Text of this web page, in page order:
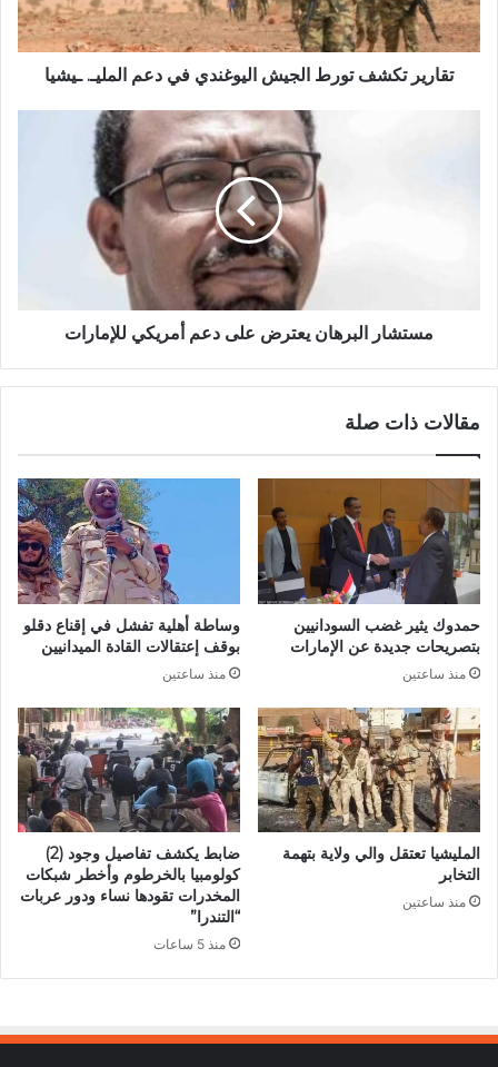
المليـ.
ـيشيا
تقارير تكشف تورط الجيش اليوغندي في دعم المليـ. ـيشيا
مستشار البرهان يعترض على دعم أمريكي للإمارات
مقالات ذات صلة
حمدوك يثير غضب السودانيين
بتصريحات جديدة عن الإمارات
منذ ساعتين
وساطة أهلية تفشل في إقناع دقلو
بوقف إعتقالات القادة الميدانيين
منذ ساعتين
المليشيا تعتقل والي ولاية بتهمة
التخابر
منذ ساعتين
ضابط يكشف تفاصيل وجود (2)
كولومبيا بالخرطوم وأخطر شبكات
المخدرات تقودها نساء ودور عربات
“التندرا”
منذ 5 ساعات